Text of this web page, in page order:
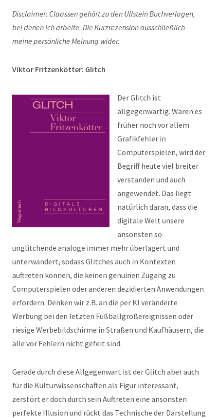
Disclaimer: Claassen gehört zu den Ullstein Buchverlagen,
bei denen ich arbeite. Die Kurzrezension ausschließlich
meine persönliche Meinung wider.
Viktor Fritzenkötter: Glitch
Der Glitch ist
allgegenwärtig. Waren es
früher noch vor allem
Grafikfehler in
Computerspielen, wird der
Begriff heute viel breiter
verstanden und auch
angewendet. Das liegt
natürlich daran, dass die
digitale Welt unsere
ansonsten so
unglitchende analoge immer mehr überlagert und
unterwandert, sodass Glitches auch in Kontexten
auftreten können, die keinen genuinen Zugang zu
Computerspielen oder anderen dezidierten Anwendungen
erfordern. Denken wir z.B. an die per KI veränderte
Werbung bei den letzten Fußballgroßereignissen oder
riesige Werbebildschirme in Straßen und Kaufhäusern, die
alle vor Fehlern nicht gefeit sind.
Gerade durch diese Allgegenwart ist der Glitch aber auch
für die Kulturwissenschaften als Figur interessant,
zerstört er doch durch sein Auftreten eine ansonsten
perfekte Illusion und rückt das Technische der Darstellung